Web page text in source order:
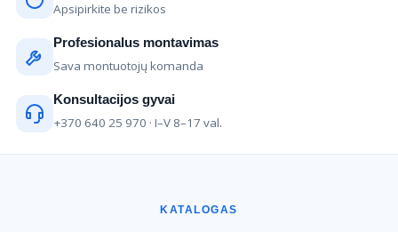
Apsipirkite be rizikos
Profesionalus montavimas
Sava montuotojų komanda
Konsultacijos gyvai
+370 640 25 970 · I–V 8–17 val.
KATALOGAS